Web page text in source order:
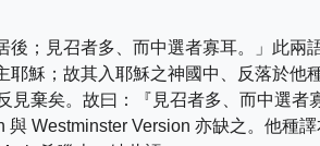
後；見召者多、而中選者寡耳。」此兩
耶穌；故其入耶穌之神國中、反落於
見棄矣。故曰：『見召者多、而中選者
與 Westminster Version 亦缺之。他種譯